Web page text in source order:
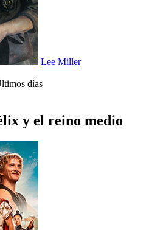
Lee Miller
días
y el reino medio